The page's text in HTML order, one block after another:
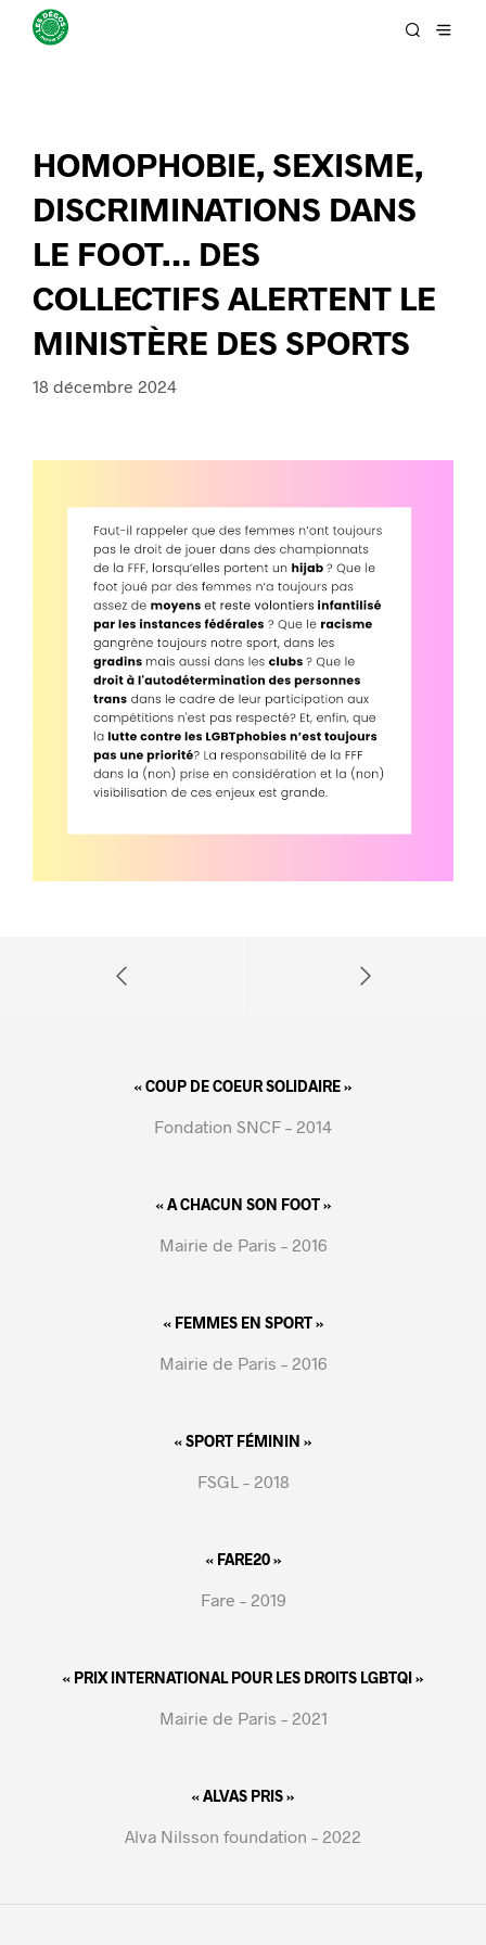
HOMOPHOBIE, SEXISME,
DISCRIMINATIONS DANS
LE FOOT… DES
COLLECTIFS ALERTENT LE
MINISTÈRE DES SPORTS
18 décembre 2024
« COUP DE COEUR SOLIDAIRE »
Fondation SNCF – 2014
« A CHACUN SON FOOT »
Mairie de Paris – 2016
« FEMMES EN SPORT »
Mairie de Paris – 2016
« SPORT FÉMININ »
FSGL – 2018
« FARE20 »
Fare – 2019
« PRIX INTERNATIONAL POUR LES DROITS LGBTQI »
Mairie de Paris – 2021
« ALVAS PRIS »
Alva Nilsson foundation – 2022